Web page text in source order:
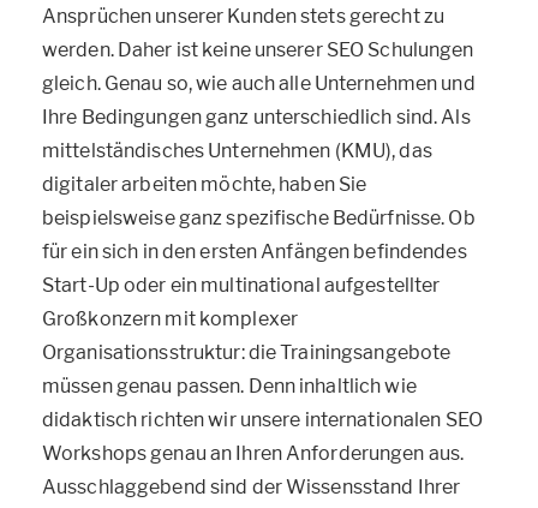
Ansprüchen unserer Kunden stets gerecht zu
werden. Daher ist keine unserer SEO Schulungen
gleich. Genau so, wie auch alle Unternehmen und
Ihre Bedingungen ganz unterschiedlich sind. Als
mittelständisches Unternehmen (KMU), das
digitaler arbeiten möchte, haben Sie
beispielsweise ganz spezifische Bedürfnisse. Ob
für ein sich in den ersten Anfängen befindendes
Start-Up oder ein multinational aufgestellter
Großkonzern mit komplexer
Organisationsstruktur: die Trainingsangebote
müssen genau passen. Denn inhaltlich wie
didaktisch richten wir unsere internationalen SEO
Workshops genau an Ihren Anforderungen aus.
Ausschlaggebend sind der Wissensstand Ihrer